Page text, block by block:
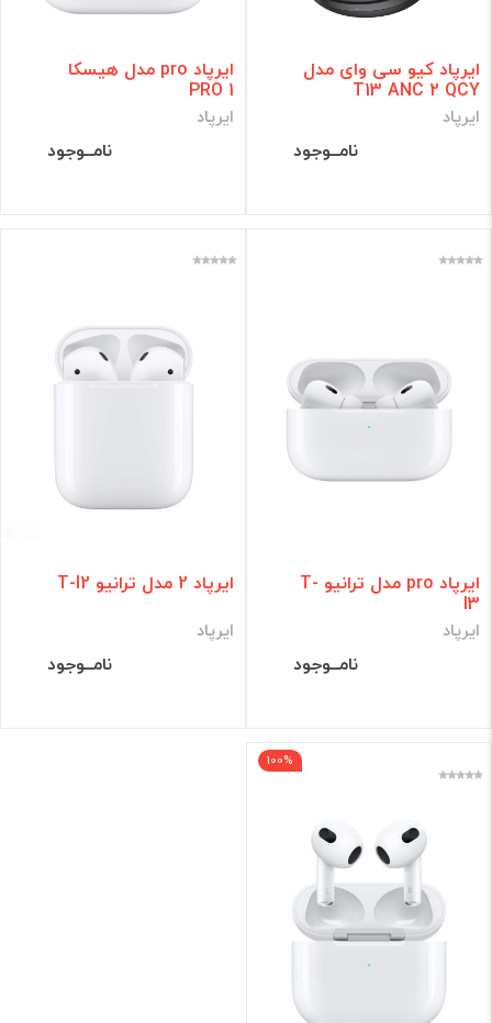
ایرپاد کیو سی وای مدل
T13 ANC 2 QCY
ایرپاد
نامــوجود
ایرپاد pro مدل هیسکا
PRO 1
ایرپاد
نامــوجود
ایرپاد pro مدل ترانیو T-
I3
ایرپاد
نامــوجود
ایرپاد 2 مدل ترانیو T-I2
ایرپاد
نامــوجود
100%